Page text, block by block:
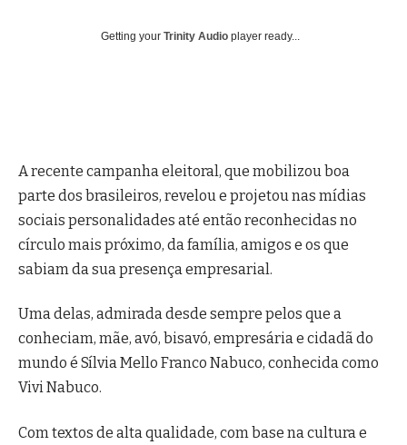
Getting your Trinity Audio player ready...
A recente campanha eleitoral, que mobilizou boa
parte dos brasileiros, revelou e projetou nas mídias
sociais personalidades até então reconhecidas no
círculo mais próximo, da família, amigos e os que
sabiam da sua presença empresarial.
Uma delas, admirada desde sempre pelos que a
conheciam, mãe, avó, bisavó, empresária e cidadã do
mundo é Sílvia Mello Franco Nabuco, conhecida como
Vivi Nabuco.
Com textos de alta qualidade, com base na cultura e